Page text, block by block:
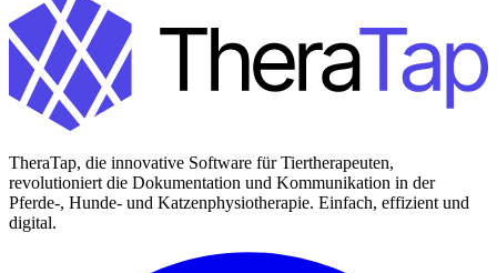
TheraTap, die innovative Software für Tiertherapeuten,
revolutioniert die Dokumentation und Kommunikation in der
Pferde-, Hunde- und Katzenphysiotherapie. Einfach, effizient und
digital.